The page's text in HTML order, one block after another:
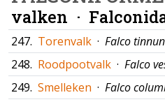
valken ·
247. Torenvalk · Falco
248. Roodpootvalk · Falco
249. Smelleken · Falco